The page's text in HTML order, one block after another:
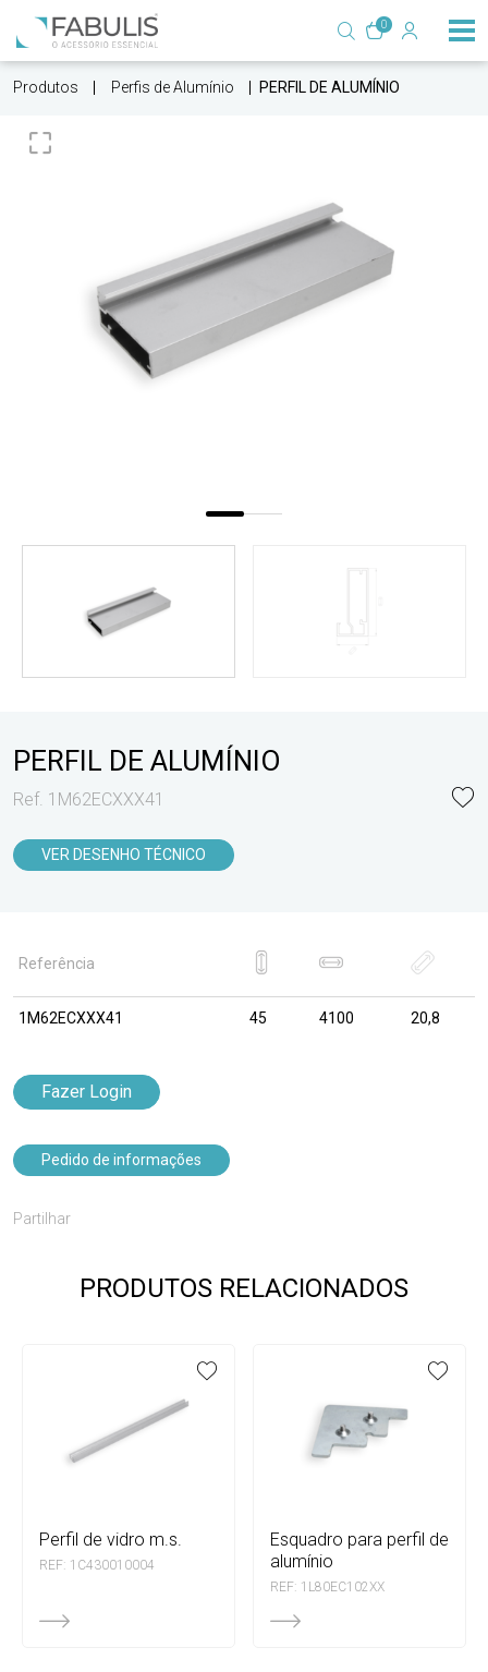
0
Produtos Perfis de Alumínio PERFIL DE ALUMÍNIO
PERFIL DE ALUMÍNIO
Ref. 1M62ECXXX41
VER DESENHO TÉCNICO
Referência
1M62ECXXX41 45 4100 20,8
Fazer Login
Pedido de informações
Partilhar
PRODUTOS RELACIONADOS
perfil de vidro m.s.
REF: 1C430010004
esquadro para perfil de
alumínio
REF: 1L80EC102XX